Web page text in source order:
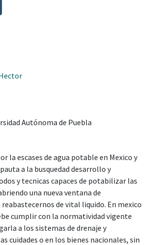
Autónoma de Puebla
la escases de agua potable en Mexico y
a la busquedad desarrollo y
y tecnicas capaces de potabilizar las
una nueva ventana de
de vital liquido. En mexico
cumplir con la normatividad vigente
a los sistemas de drenaje y
cuidades o en los bienes nacionales, sin